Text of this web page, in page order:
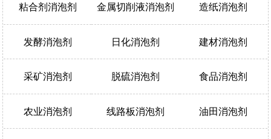
粘合剂消泡剂 金属切削液消泡剂 造纸消泡剂
发酵消泡剂 日化消泡剂 建材消泡剂
采矿消泡剂 脱硫消泡剂 食品消泡剂
农业消泡剂 线路板消泡剂 油田消泡剂